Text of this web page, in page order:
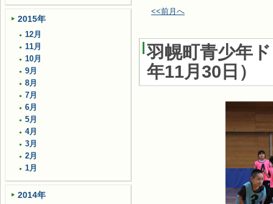
<<前月へ
羽幌町青少年
年11月30日 ）
2015年
12月
11月
10月
9月
8月
7月
6月
5月
4月
3月
2月
1月
2014年